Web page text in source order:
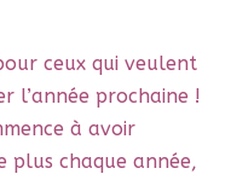
ceux qui veulent
l’année prochaine !
à avoir
plus chaque année,